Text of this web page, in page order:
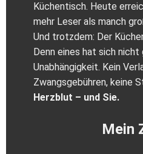
Küchentisch. Heute
mehr Leser als manch
Und trotzdem: Der
Denn eines hat sich
Unabhängigkeit. Kein
Zwangsgebühren, keine
Herzblut – und Sie.
Mein